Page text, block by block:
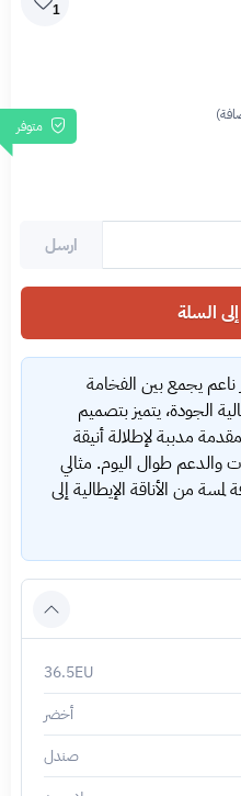
1
متوفر
ارسل
ناعم يجمع بين الفخامة
الجودة، يتميز بتصميم
مدببة لإطلالة أنيقة
والدعم طوال اليوم. مثالي
من الأناقة الإيطالية إلى
36.5EU
أخضر
صندل